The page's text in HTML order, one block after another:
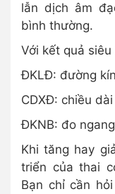
lẫn dịch âm
bình thường.
Với kết quả
ĐKLĐ: đường
CDXĐ: chiều
ĐKNB: đo
Khi tăng hay
triển của thai
Bạn chỉ cần